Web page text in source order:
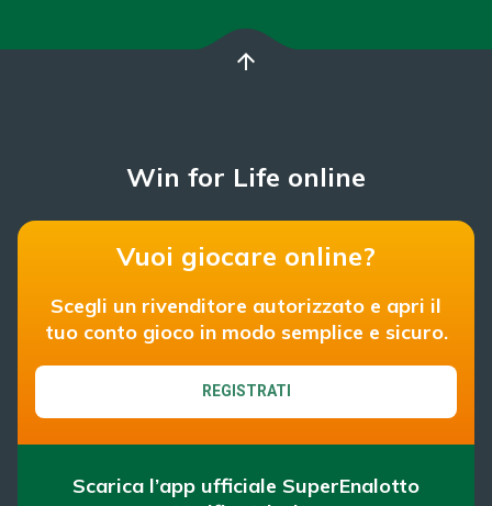
arrow_upward
Win for Life online
Vuoi giocare online?
Scegli un rivenditore autorizzato e apri il
tuo conto gioco in modo semplice e sicuro.
REGISTRATI
Scarica l’app ufficiale SuperEnalotto